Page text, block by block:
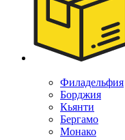
Филадельфия
Борджия
Кьянти
Бергамо
Монако